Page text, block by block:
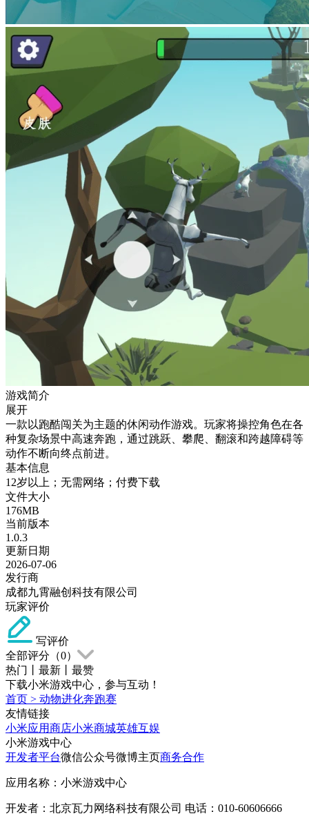
游戏简介
展开
一款以跑酷闯关为主题的休闲动作游戏。玩家将操控角色在各
种复杂场景中高速奔跑，通过跳跃、攀爬、翻滚和跨越障碍等
动作不断向终点前进。
基本信息
12岁以上；无需网络；付费下载
文件大小
176MB
当前版本
1.0.3
更新日期
2026-07-06
发行商
成都九霄融创科技有限公司
玩家评价
写评价
全部评分（0）
热门
最新
最赞
下载小米游戏中心，参与互动！
首页 > 动物进化奔跑赛
友情链接
小米应用商店小米商城英雄互娱
小米游戏中心
开发者平台微信公众号微博主页商务合作
应用名称：小米游戏中心
开发者：北京瓦力网络科技有限公司 电话：010-60606666